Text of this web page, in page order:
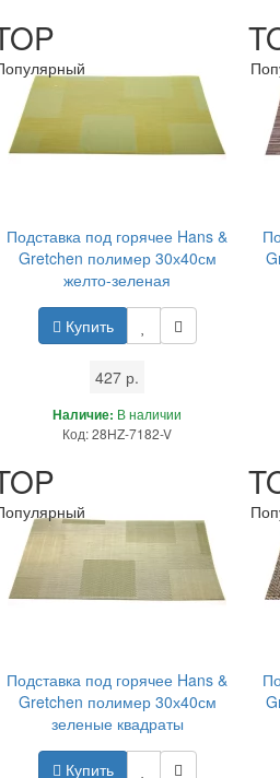
Подставка под горячее Hans &
Gretchen полимер 30х40см
желто-зеленая
Купить
427 р.
Наличие: В наличии
Код: 28HZ-7182-V
Подставка под горячее Hans &
Gretchen полимер 30х40см
зеленые квадраты
Купить